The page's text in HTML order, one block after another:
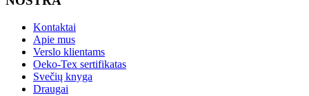
Kontaktai
Apie mus
Verslo klientams
Oeko-Tex sertifikatas
Svečių knyga
Draugai